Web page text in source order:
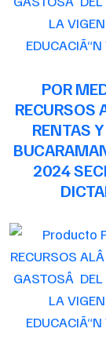
POR
RECURSOS
RENTAS
2024